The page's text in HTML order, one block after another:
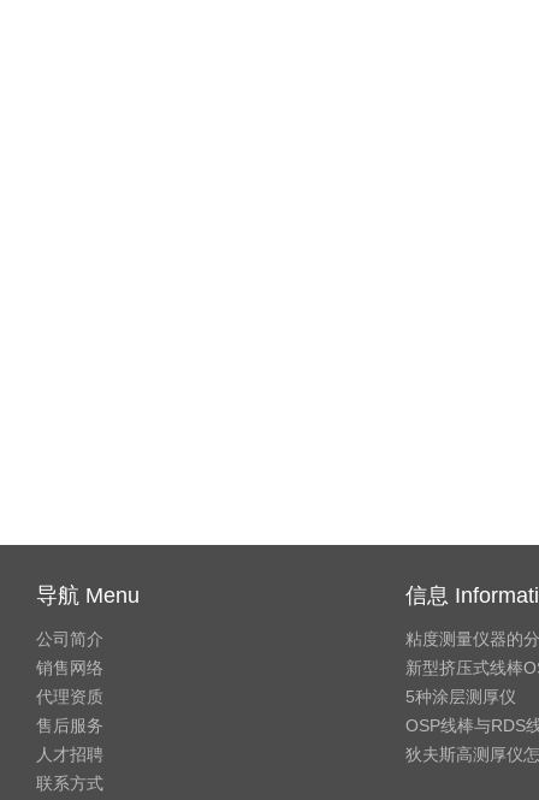
导航 Menu
公司简介
销售网络
代理资质
售后服务
人才招聘
联系方式
信息
粘度测量仪器的
新型挤压式线棒
5种涂层测厚仪
OSP线棒与RDS
狄夫斯高测厚仪